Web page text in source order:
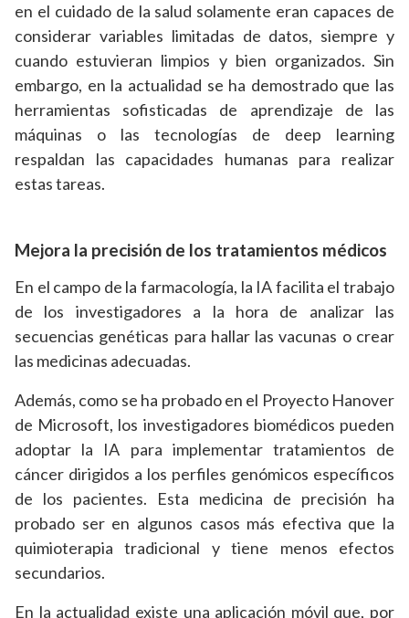
en el cuidado de la salud solamente eran capaces de
considerar variables limitadas de datos, siempre y
cuando estuvieran limpios y bien organizados. Sin
embargo, en la actualidad se ha demostrado que las
herramientas sofisticadas de aprendizaje de las
máquinas o las tecnologías de deep learning
respaldan las capacidades humanas para realizar
estas tareas.
Mejora la precisión de los tratamientos médicos
En el campo de la farmacología, la IA facilita el trabajo
de los investigadores a la hora de analizar las
secuencias genéticas para hallar las vacunas o crear
las medicinas adecuadas.
Además, como se ha probado en el Proyecto Hanover
de Microsoft, los investigadores biomédicos pueden
adoptar la IA para implementar tratamientos de
cáncer dirigidos a los perfiles genómicos específicos
de los pacientes. Esta medicina de precisión ha
probado ser en algunos casos más efectiva que la
quimioterapia tradicional y tiene menos efectos
secundarios.
En la actualidad existe una aplicación móvil que, por